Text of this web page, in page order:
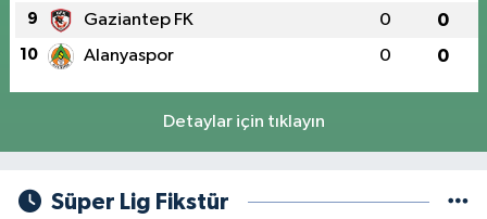
9 Gaziantep FK 0 0
10 Alanyaspor 0 0
Detaylar için tıklayın
Süper Lig Fikstür